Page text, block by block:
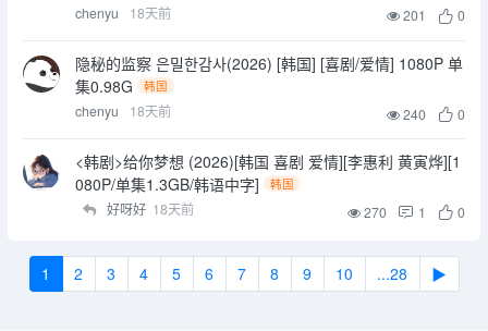
chenyu 18天前 201 0
隐秘的监察 은밀한감사(2026) [韩国] [喜剧/爱情] 1080P 单
集0.98G
韩国
chenyu 18天前 240 0
<韩剧>给你梦想 (2026)[韩国 喜剧 爱情][李惠利 黄寅烨][1
080P/单集1.3GB/韩语中字]
韩国
好呀好 18天前 270 1 0
1 2 3 4 5 6 7 8 9 10 ...28 ▶